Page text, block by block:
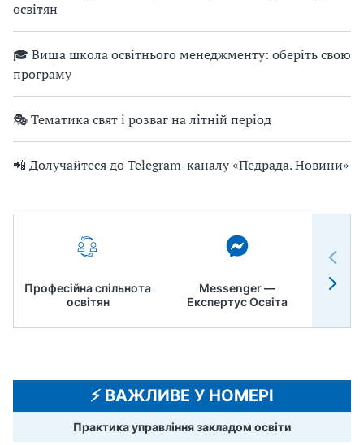
освітян
🎓 Вища школа освітнього менеджменту: оберіть свою
програму
🎭 Тематика свят і розваг на літній період
📲 Долучайтеся до Telegram-каналу «Педрада. Новини»
Професійна спільнота
освітян
Messenger —
Експертус Освіта
⚡️ ВАЖЛИВЕ У НОМЕРІ
Практика управління закладом освіти